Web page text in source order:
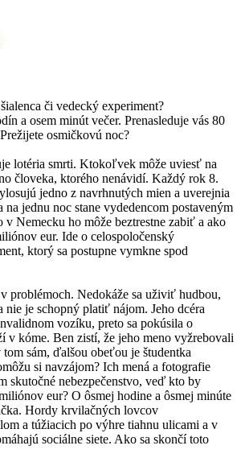
či vedecký experiment?
a osem minút večer. Prenasleduje vás 80
osmičkovú noc?
lotéria smrti. Ktokoľvek môže uviesť na
človeka, ktorého nenávidí. Každý rok 8.
jedno z navrhnutých mien a uverejnia
na jednu noc stane vydedencom postaveným
Nemecku ho môže beztrestne zabiť a ako
eur. Ide o celospoločenský
ktorý sa postupne vymkne spod
problémoch. Nedokáže sa uživiť hudbou,
nie je schopný platiť nájom. Jeho dcéra
vozíku, preto sa pokúsila o
v kóme. Ben zistí, že jeho meno vyžrebovali
sám, ďalšou obeťou je študentka
si navzájom? Ich mená a fotografie
skutočné nebezpečenstvo, veď kto by
eur? O ôsmej hodine a ôsmej minúte
Hordy krvilačných lovcov
a túžiacich po výhre tiahnu ulicami a v
sociálne siete. Ako sa skončí toto